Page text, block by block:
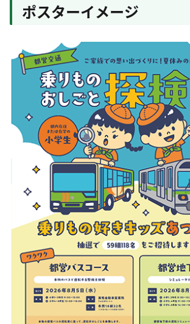
ポスターイメージ